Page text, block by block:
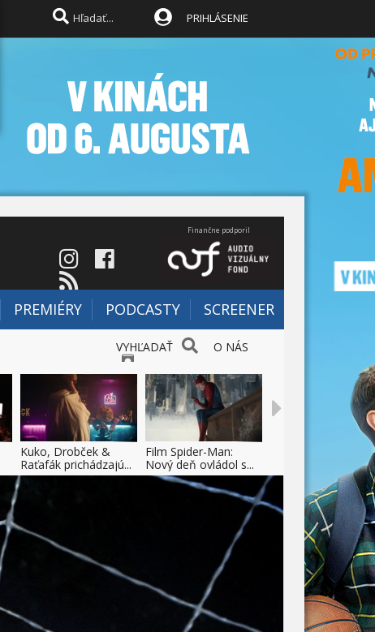
PRIHLÁSENIE
Finančne podporil
PREMIÉRY PODCASTY SCREENER
VYHĽADAŤ O NÁS
Kuko, Drobček &
Raťafák prichádzajú...
Film Spider-Man:
Nový deň ovládol s...